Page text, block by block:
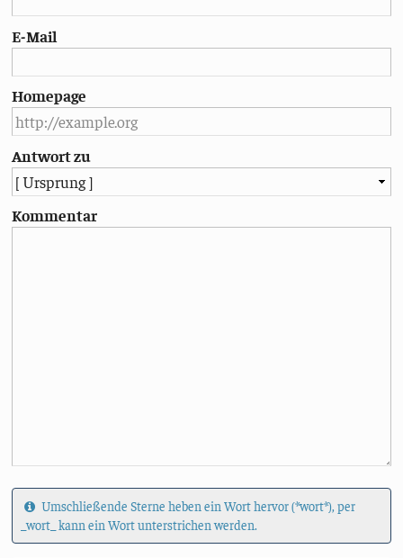
E-Mail
Homepage
Antwort zu
Kommentar
Umschließende Sterne heben ein Wort hervor (*wort*), per
_wort_ kann ein Wort unterstrichen werden.